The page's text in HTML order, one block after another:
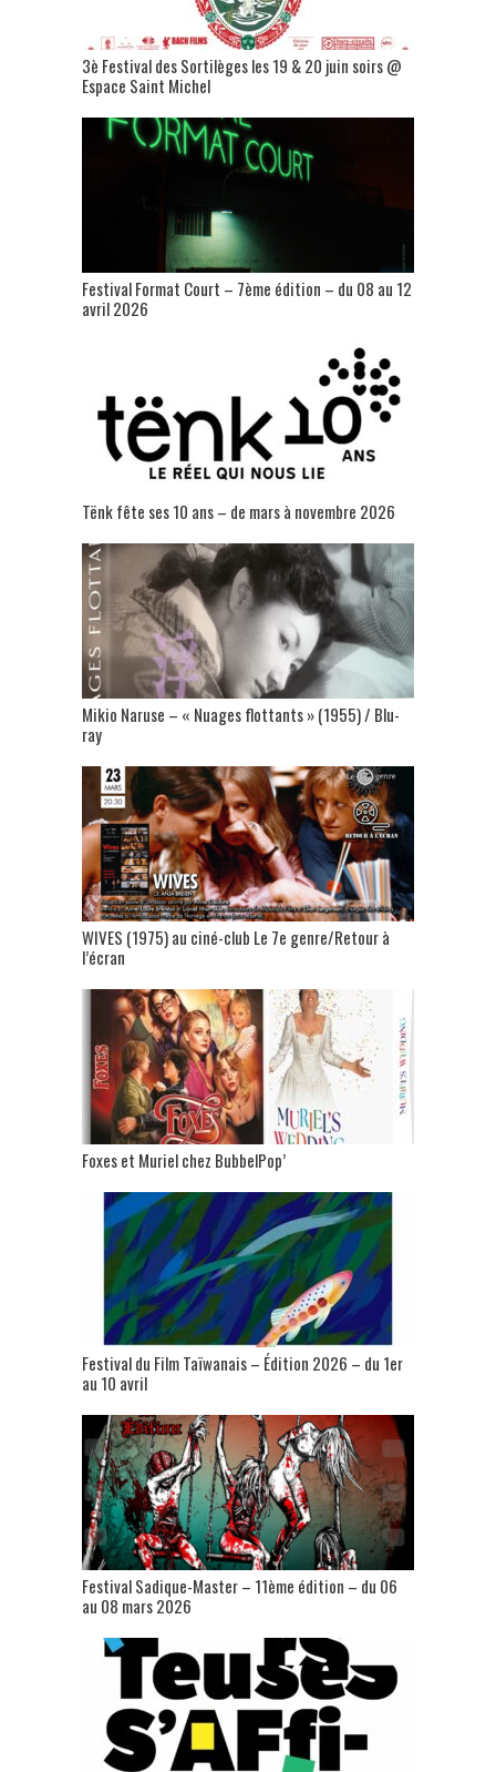
3è Festival des Sortilèges les 19 & 20 juin soirs @
Espace Saint Michel
Festival Format Court – 7ème édition – du 08 au 12
avril 2026
Tënk fête ses 10 ans – de mars à novembre 2026
Mikio Naruse – « Nuages flottants » (1955) / Blu-
ray
WIVES (1975) au ciné-club Le 7e genre/Retour à
l’écran
Foxes et Muriel chez BubbelPop’
Festival du Film Taïwanais – Édition 2026 – du 1er
au 10 avril
Festival Sadique-Master – 11ème édition – du 06
au 08 mars 2026